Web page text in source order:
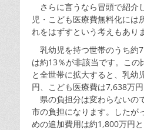
さらに言うなら冒頭で紹介
児・こども医療費無料化には
れをはずすという考えもあり
乳幼児を持つ世帯のうち約
は約13％が非該当です。この
と全世帯に拡大すると、乳幼
円、こども医療費は7,638万円
県の負担分は変わらないの
市の負担になります。したが
めの追加費用は約1,800万円と